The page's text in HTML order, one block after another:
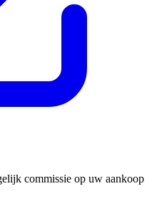
commissie op uw aankoop